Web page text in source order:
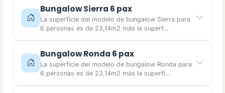
Bungalow Sierra 6 pax
La superficie del modelo de bungalow Sierra para
6 personas es de 23,14m2 más la superf…
Bungalow Ronda 6 pax
La superficie del modelo de bungalow Ronda para
6 personas es de 23,14m2 más la superfi…